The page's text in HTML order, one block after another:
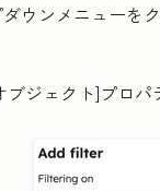
ダウンメニューを
ブジェクト]プロパ